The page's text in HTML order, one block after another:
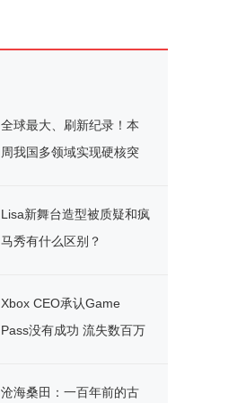
全球最大、刷新纪录！本
周我国多领域实现硬核突
Lisa新舞台造型被质疑和疯
马秀有什么区别？
Xbox CEO承认Game
Pass没有成功 流失数百万
沧海桑田：一百年前的古